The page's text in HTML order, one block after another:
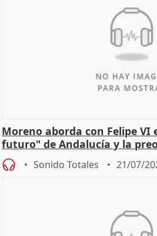
Moreno aborda con Felipe VI
futuro" de Andalucía y la
incendios
Sonido Totales 21/07/